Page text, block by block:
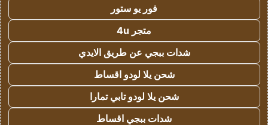
فور يو ستور
متجر 4u
شدات ببجي عن طريق الايدي
شحن يلا لودو اقساط
شحن يلا لودو تابي تمارا
شدات ببجي اقساط